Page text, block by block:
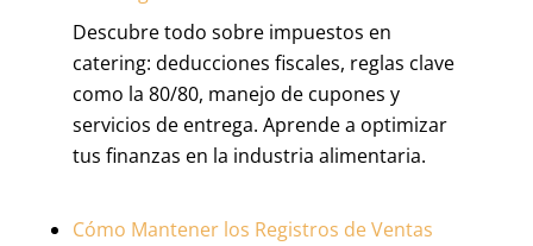
Descubre todo sobre impuestos en
catering: deducciones fiscales, reglas clave
como la 80/80, manejo de cupones y
servicios de entrega. Aprende a optimizar
tus finanzas en la industria alimentaria.
Cómo Mantener los Registros de Ventas